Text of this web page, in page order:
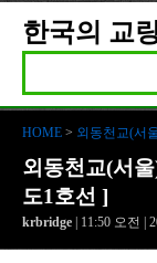
한국의 교
HOME > 외동천교(서
외동천교(서
도1호선 ]
krbridge | 11:50 오전 |